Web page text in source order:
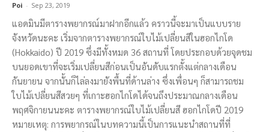
Poi - Sep 23, 2019
แอดมินมีตารางพยากรณ์มาฝากอีกแล้ว คราวนี้จะมาเป็นแบบราย
จังหวัดนะคะ เริ่มจากตารางพยากรณ์ใบไม้เปลี่ยนสีในฮอกไกโด
(Hokkaido) ปี 2019 ซึ่งมีทั้งหมด 36 สถานที่ โดยประกอบด้วยจุดชม
บนยอดเขาที่จะเริ่มเปลี่ยนสีก่อนเป็นอันดับแรกตั้งแต่กลางเดือน
กันยายน จากนั้นก็ไล่ลงมายังพื้นที่ด้านล่าง ซึ่งเพื่อนๆ ก็สามารถชม
ใบไม้เปลี่ยนสีสวยๆ ที่เกาะฮอกไกโดได้จนถึงประมาณกลางเดือน
พฤศจิกายนนะคะ ตารางพยากรณ์ใบไม้เปลี่ยนสี ฮอกไกโดปี 2019
หมายเหตุ: การพยากรณ์ในบทความนี้เป็นการแนะนำสถานที่ที่